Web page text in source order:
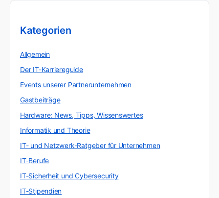
Kategorien
Allgemein
Der IT-Karriereguide
Events unserer Partnerunternehmen
Gastbeiträge
Hardware: News, Tipps, Wissenswertes
Informatik und Theorie
IT- und Netzwerk-Ratgeber für Unternehmen
IT-Berufe
IT-Sicherheit und Cybersecurity
IT-Stipendien